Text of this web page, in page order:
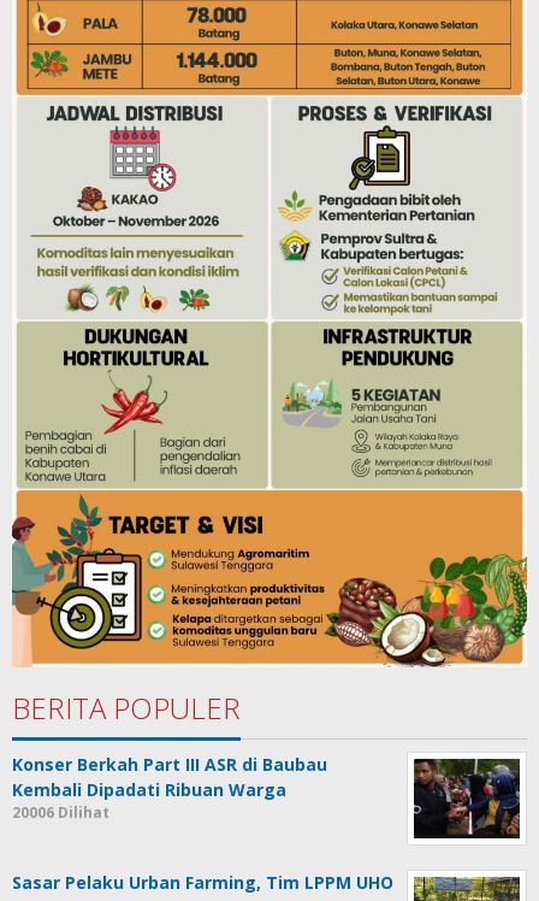
BERITA POPULER
Konser Berkah Part III ASR di Baubau
Kembali Dipadati Ribuan Warga
20006 Dilihat
Sasar Pelaku Urban Farming, Tim LPPM UHO